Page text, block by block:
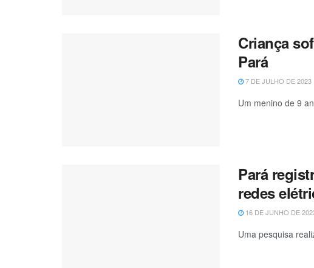
Criança
Pará
7 DE JULHO DE 2023
Um menino de 9
Pará
redes
16 DE JUNHO DE
Uma pesquisa